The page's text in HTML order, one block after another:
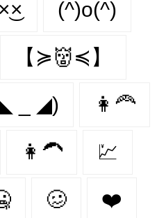
×͜× (^)o(^)
【≽👹≼】
_ ◢) 👩‍🦰
👩‍🦱 💹
🥴️ ❤️️